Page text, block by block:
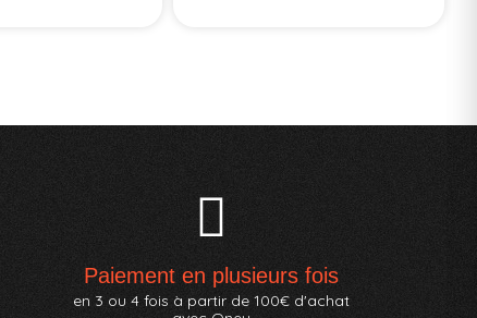
Paiement en plusieurs fois
en 3 ou 4 fois à partir de 100€ d'achat